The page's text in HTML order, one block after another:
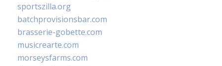
sportszilla.org
batchprovisionsbar.com
brasserie-gobette.com
musicrearte.com
morseysfarms.com